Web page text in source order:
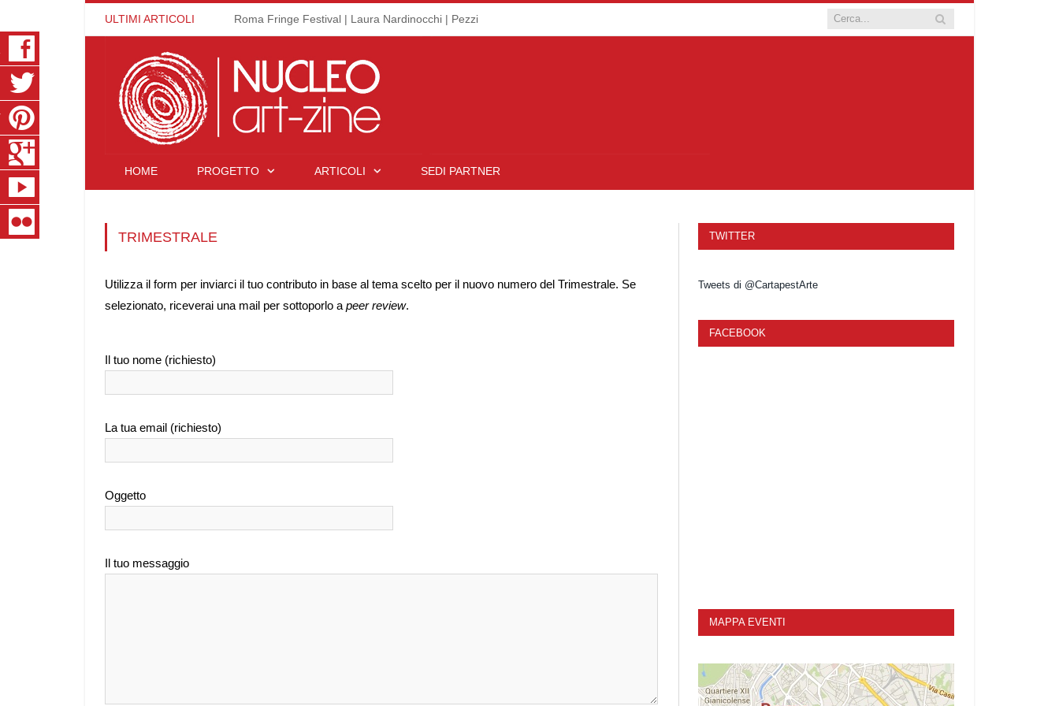
ULTIMI ARTICOLI Roma Fringe Festival | Laura Nardinocchi | Pezzi
HOME PROGETTO ARTICOLI SEDI PARTNER
TRIMESTRALE
Utilizza il form per inviarci il tuo contributo in base al tema scelto per il nuovo numero del Trimestrale. Se
selezionato, riceverai una mail per sottoporlo a peer review.
Il tuo nome (richiesto)
La tua email (richiesto)
Oggetto
Il tuo messaggio
TWITTER
Tweets di @CartapestArte
FACEBOOK
MAPPA EVENTI